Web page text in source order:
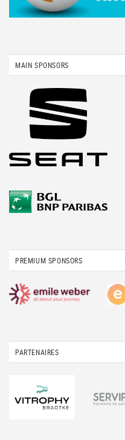
MAIN SPONSORS
PREMIUM SPONSORS
PARTENAIRES